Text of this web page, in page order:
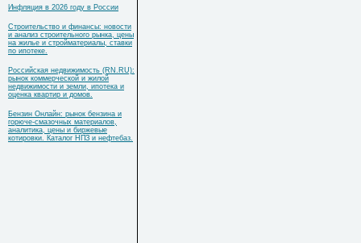
Инфляция в 2026 году в России
Строительство и финансы: новости
и анализ строительного рынка, цены
на жилье и стройматериалы, ставки
по ипотеке.
Российская недвижимость (RN.RU):
рынок коммерческой и жилой
недвижимости и земли, ипотека и
оценка квартир и домов.
Бензин Онлайн: рынок бензина и
горюче-смазочных материалов,
аналитика, цены и биржевые
котировки. Каталог НПЗ и нефтебаз.